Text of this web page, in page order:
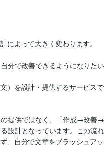
によって大きく変わります。
分で改善できるようになりたい
）を設計・提供するサービスで
提供ではなく、「作成→改善→
設計となっています。この流れ
、自分で文章をブラッシュアッ